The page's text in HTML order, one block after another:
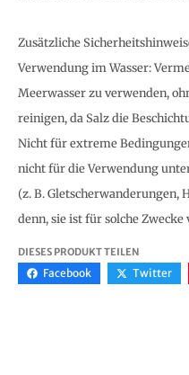
Zusätzliche
Verwendung im Wasser:
Meerwasser zu verwenden,
reinigen, da Salz die
Nicht für extreme
nicht für die Verwendung
(z. B. Gletscherwanderungen,
denn, sie ist für solche
DIESES PRODUKT TEILEN
Facebook Twitter